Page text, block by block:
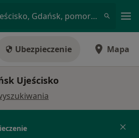
Neurolog • Ujeścisko, Gdańsk, pomorskie
Ubezpieczenie Mapa
Ujeścisko